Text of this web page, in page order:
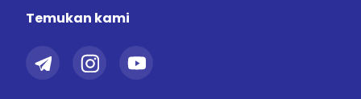
Temukan kami